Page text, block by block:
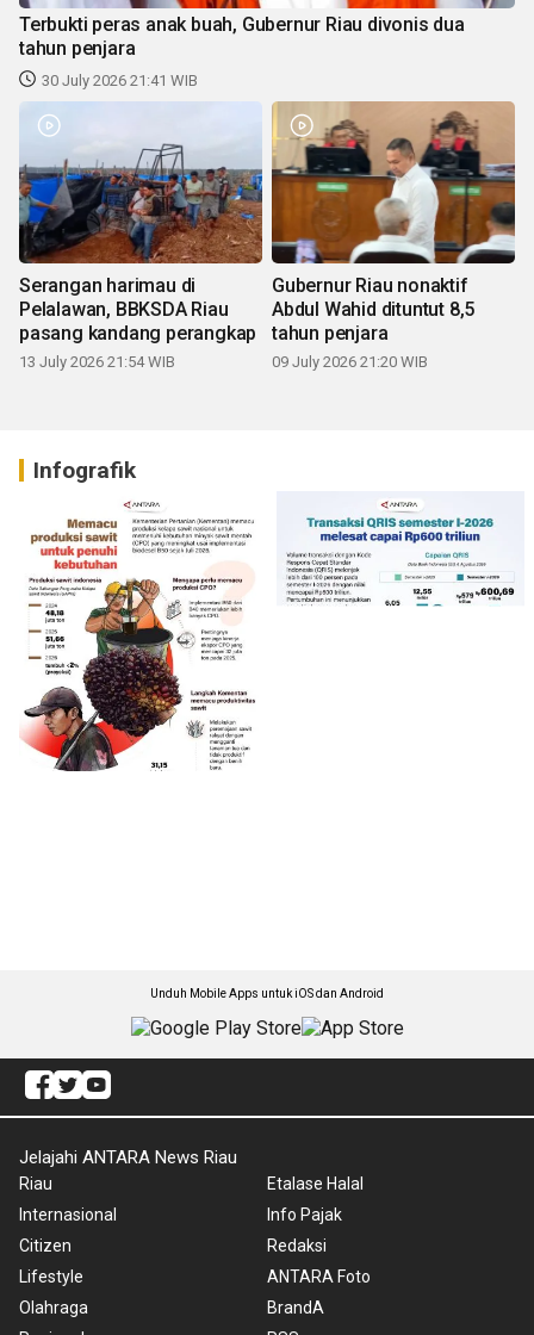
Terbukti peras anak buah, Gubernur Riau divonis dua
tahun penjara
30 July 2026 21:41 WIB
Serangan harimau di
Pelalawan, BBKSDA Riau
pasang kandang perangkap
13 July 2026 21:54 WIB
Gubernur Riau nonaktif
Abdul Wahid dituntut 8,5
tahun penjara
09 July 2026 21:20 WIB
Infografik
Unduh Mobile Apps untuk iOS dan Android
Jelajahi ANTARA News Riau
Riau
Internasional
Citizen
Lifestyle
Olahraga
Etalase Halal
Info Pajak
Redaksi
ANTARA Foto
BrandA